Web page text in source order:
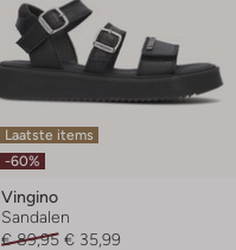
Laatste items
-60%
Vingino
Sandalen
€ 89,95 € 35,99